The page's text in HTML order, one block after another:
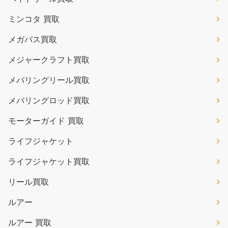
ミンコタ 買取
メガバス買取
メジャークラフト買取
メバリングリール買取
メバリングロッド買取
モーターガイド 買取
ライフジャケット
ライフジャケット買取
リール買取
ルアー
ルアー 買取